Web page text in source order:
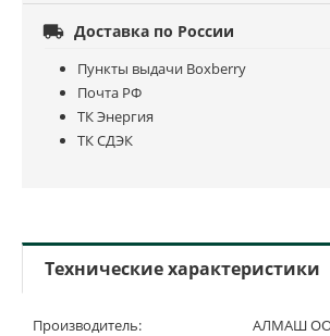
 Доставка по России
Пункты выдачи Boxberry
Почта РФ
ТК Энергия
ТК СДЭК
Технические характеристики
Производитель: АЛМАШ